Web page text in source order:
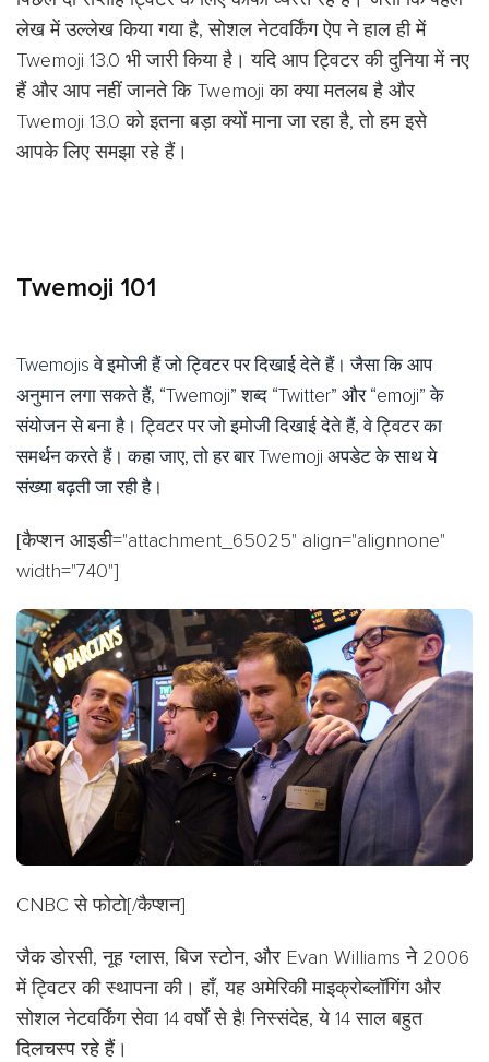
लेख में उल्लेख किया गया है, सोशल नेटवर्किंग ऐप ने हाल ही में
Twemoji 13.0 भी जारी किया है। यदि आप ट्विटर की दुनिया में नए
हैं और आप नहीं जानते कि Twemoji का क्या मतलब है और
Twemoji 13.0 को इतना बड़ा क्यों माना जा रहा है, तो हम इसे
आपके लिए समझा रहे हैं।
Twemoji 101
Twemojis वे इमोजी हैं जो ट्विटर पर दिखाई देते हैं। जैसा कि आप
अनुमान लगा सकते हैं, “Twemoji” शब्द “Twitter” और “emoji” के
संयोजन से बना है। ट्विटर पर जो इमोजी दिखाई देते हैं, वे ट्विटर का
समर्थन करते हैं। कहा जाए, तो हर बार Twemoji अपडेट के साथ ये
संख्या बढ़ती जा रही है।
[कैप्शन आइडी="attachment_65025" align="alignnone"
width="740"]
CNBC से फोटो[/कैप्शन]
जैक डोरसी, नूह ग्लास, बिज स्टोन, और Evan Williams ने 2006
में ट्विटर की स्थापना की। हाँ, यह अमेरिकी माइक्रोब्लॉगिंग और
सोशल नेटवर्किंग सेवा 14 वर्षों से है! निस्संदेह, ये 14 साल बहुत
दिलचस्प रहे हैं।